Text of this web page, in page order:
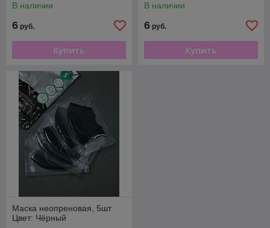
В наличии
6 руб.
Купить
В наличии
6 руб.
Купить
Маска неопреновая, 5шт
Цвет: Чёрный